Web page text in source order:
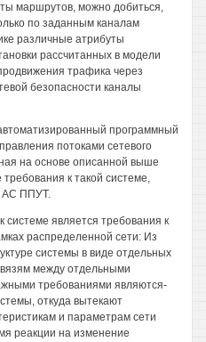
маршрутов, можно добиться,
по заданным каналам
различные атрибуты
рассчитанных в модели
трафика через
безопасности каналы
программный
потоками сетевого
на основе описанной выше
к такой системе,
АС ППУТ.
является требования к
распределенной сети: Из
системы в виде отдельных
между отдельными
требованиями являются-
откуда вытекают
и параметрам сети
реакции на изменение